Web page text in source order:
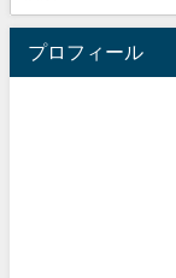
プロフィール